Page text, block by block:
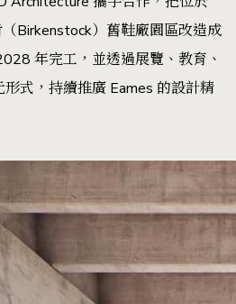
Birkenstock）舊鞋廠園區改造成
年完工，並透過展覽、教育、
式，持續推廣 Eames 的設計精